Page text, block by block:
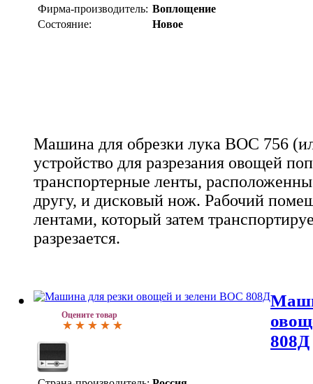
Фирма-производитель: Воплощение
Состояние:
Новое
Машина для обрезки лука ВОС 756
устройство для разрезания овощей
транспортерные ленты,
другу, и дисковый нож. Рабочий
лентами, который затем
разрезается.
Оцените товар
808Д